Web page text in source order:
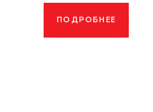
ПОДРОБНЕЕ